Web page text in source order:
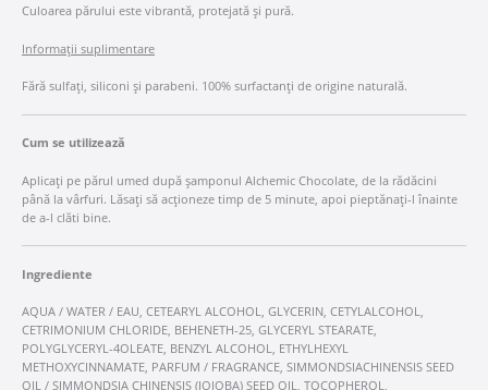
Culoarea părului este vibrantă, protejată și pură.
Informații suplimentare
Fără sulfați, siliconi și parabeni. 100% surfactanți de origine naturală.
Cum se utilizează
Aplicați pe părul umed după șamponul Alchemic Chocolate, de la rădăcini
până la vârfuri. Lăsați să acționeze timp de 5 minute, apoi pieptănați-l înainte
de a-l clăti bine.
Ingrediente
AQUA / WATER / EAU, CETEARYL ALCOHOL, GLYCERIN, CETYLALCOHOL,
CETRIMONIUM CHLORIDE, BEHENETH-25, GLYCERYL STEARATE,
POLYGLYCERYL-4OLEATE, BENZYL ALCOHOL, ETHYLHEXYL
METHOXYCINNAMATE, PARFUM / FRAGRANCE, SIMMONDSIACHINENSIS SEED
OIL / SIMMONDSIA CHINENSIS (JOJOBA) SEED OIL, TOCOPHEROL,